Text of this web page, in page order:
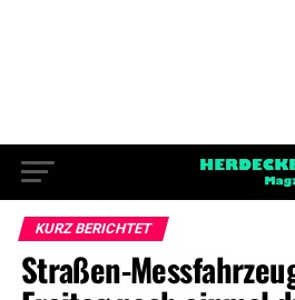
KURZ BERICHTET
Straßen-